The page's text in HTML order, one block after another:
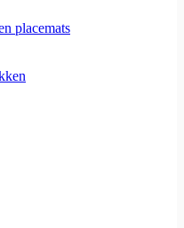
placemats